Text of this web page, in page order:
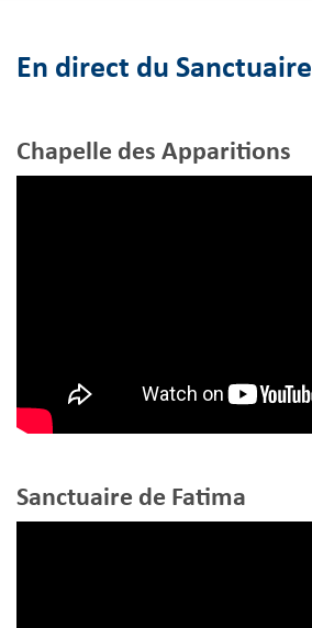
En direct du Sanctuaire
Chapelle des Apparitions
Sanctuaire de Fatima